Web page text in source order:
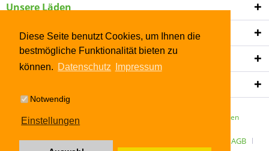
Diese Seite benutzt Cookies, um Ihnen die
bestmögliche Funktionalität bieten zu
können. Datenschutz Impressum
Notwendig
Einstellungen
Unsere Läden
Shop Service
Informationen
* Alle Preise inkl. gesetzl. Mehrwertsteuer zzgl. Versandkosten
ÜBER UNS Kontakt Datenschutz AGB